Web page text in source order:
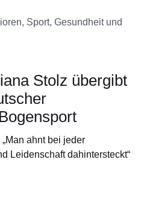
Sport, Gesundheit und
Stolz übergibt
ahnt bei jeder
Leidenschaft dahintersteckt“